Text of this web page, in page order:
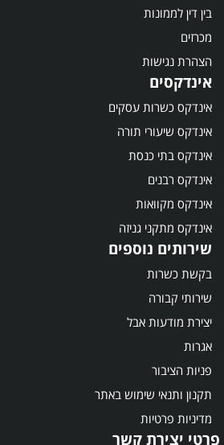
בין דין לממונות
מכרזים
הצהרת נגישות
אינדקסים
אינדקס כשרות עסקים
אינדקס שיעורי תורה
אינדקס בתי כנסת
אינדקס רבנים
אינדקס מקוואות
אינדקס מתקני גניזה
שירותים נוספים
בקשת כשרות
שירותי קבורה
יצירת מודעות אבל
אגרות
פניות הציבור
תקנון ותנאי שימוש באתר
מדיניות פרטיות
פרטי יצירת קשר